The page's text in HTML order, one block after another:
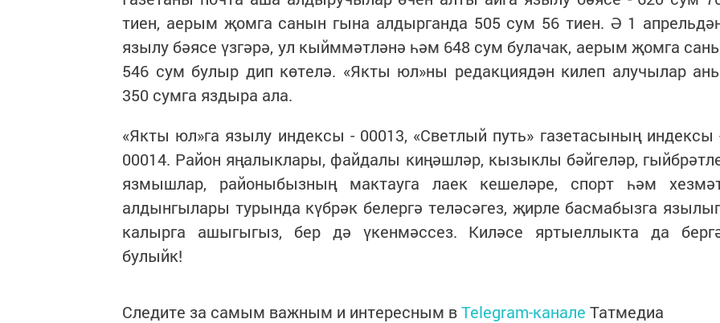
тиен, аерым җомга санын гына алдырганда 505 сум 56 тиен. Ә 1
язылу бәясе үзгәрә, ул кыйммәтләнә һәм 648 сум булачак, аерым җомга
546 сум булыр дип көтелә. «Якты юл»ны редакциядән килеп алучылар
350 сумга яздыра ала.
«Якты юл»га язылу индексы - 00013, «Светлый путь» газетасының индексы
00014. Район яңалыклары, файдалы киңәшләр, кызыклы бәйгеләр,
язмышлар, районыбызның мактауга лаек кешеләре, спорт һәм
алдынгылары турында күбрәк белергә теләсәгез, җирле басмабызга
калырга ашыгыгыз, бер дә үкенмәссез. Киләсе яртыеллыкта да
булыйк!
Следите за самым важным и интересным вTelegram-канале Татмедиа